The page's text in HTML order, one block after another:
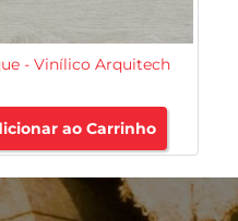
- Vinílico Arquitech
ao Carrinho